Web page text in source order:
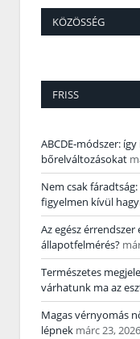
KÖZÖSSÉG
FRISS
ABCDE‑módszer:
bőrelváltozásokat
Nem csak
figyelmen kívül
Az egész
állapotfelmérés?
Természetes
várhatunk ma az
Magas vérnyomás
lépnek márc 23, 2026